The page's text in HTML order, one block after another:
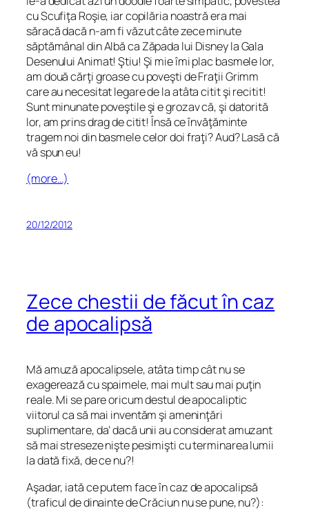
cu Scufiţa Roşie, iar copilăria noastră era mai
săracă dacă n-am fi văzut câte zece minute
săptămânal din Albă ca Zăpada lui Disney la Gala
Desenului Animat! Ştiu! Şi mie îmi plac basmele lor,
am două cărţi groase cu poveşti de Fraţii Grimm
care au necesitat legare de la atâta citit şi recitit!
Sunt minunate poveştile şi e grozav că, şi datorită
lor, am prins drag de citit! Însă ce învăţăminte
tragem noi din basmele celor doi fraţi? Aud? Lasă că
vă spun eu!
(more…)
20/12/2012
Zece chestii de făcut în caz
de apocalipsă
Mă amuză apocalipsele, atâta timp cât nu se
exagerează cu spaimele, mai mult sau mai puţin
reale. Mi se pare oricum destul de apocaliptic
viitorul ca să mai inventăm şi ameninţări
suplimentare, da’ dacă unii au considerat amuzant
să mai streseze nişte pesimişti cu terminarea lumii
la dată fixă, de ce nu?!
Aşadar, iată ce putem face în caz de apocalipsă
(traficul de dinainte de Crăciun nu se pune, nu?):